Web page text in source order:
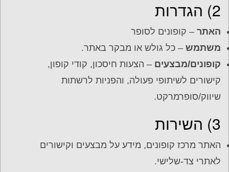
2) הגדרות
האתר – קופונים לסופר
משתמש – כל גולש או מבקר באתר.
קופונים/מבצעים – הצעות חיסכון, קודי קופון,
קישורים לשיתופי פעולה, והפניות לרשתות
שיווק/סופרמרקט.
3) השירות
האתר מרכז קופונים, מידע על מבצעים וקישורים
לאתרי צד-שלישי.